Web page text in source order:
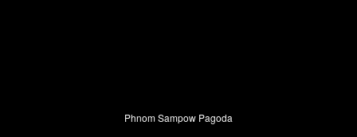
Phnom Sampow Pagoda